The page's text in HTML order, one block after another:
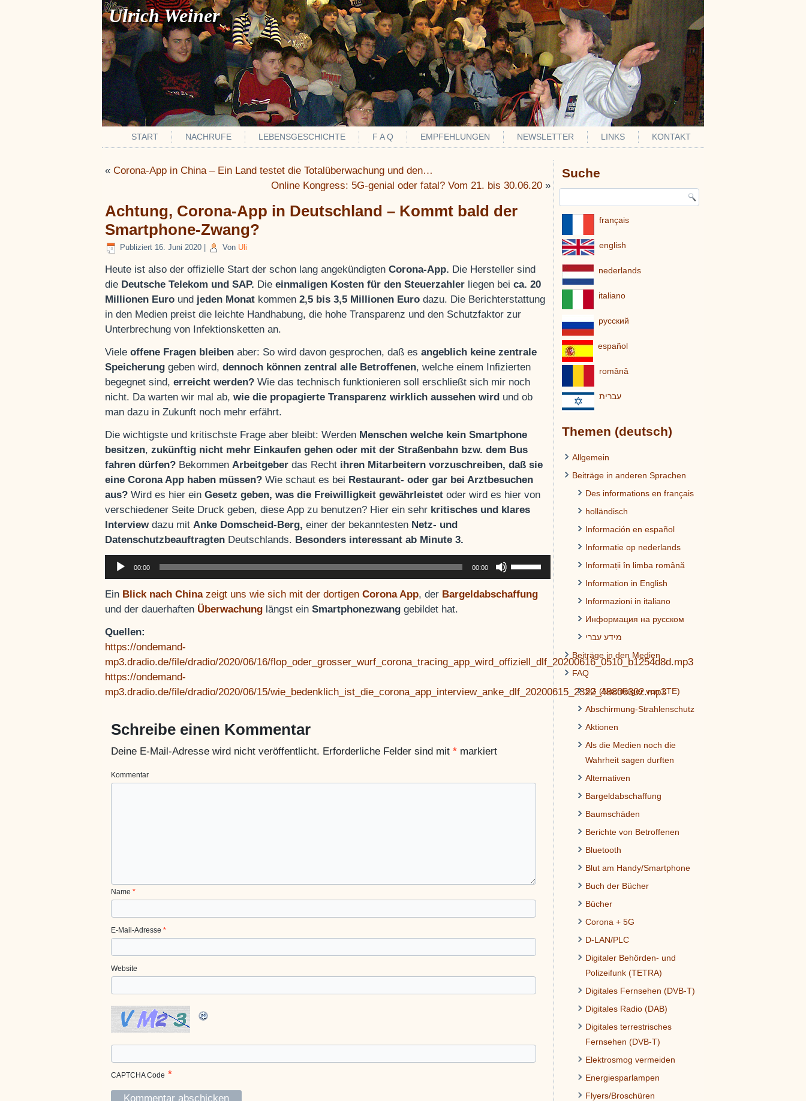
Ulrich Weiner
START NACHRUFE LEBENSGESCHICHTE F A Q EMPFEHLUNGEN NEWSLETTER LINKS KONTAKT
« Corona-App in China – Ein Land testet die Totalüberwachung und den…
Online Kongress: 5G-genial oder fatal? Vom 21. bis 30.06.20 »
Achtung, Corona-App in Deutschland – Kommt bald der
Smartphone-Zwang?
Publiziert 16. Juni 2020 Von Uli
Heute ist also der offizielle Start der schon lang angekündigten Corona-App. Die Hersteller sind
die Deutsche Telekom und SAP. Die einmaligen Kosten für den Steuerzahler liegen bei ca. 20
Millionen Euro und jeden Monat kommen 2,5 bis 3,5 Millionen Euro dazu. Die Berichterstattung
in den Medien preist die leichte Handhabung, die hohe Transparenz und den Schutzfaktor zur
Unterbrechung von Infektionsketten an.
Viele offene Fragen bleiben aber: So wird davon gesprochen, daß es angeblich keine zentrale
Speicherung geben wird, dennoch können zentral alle Betroffenen, welche einem Infizierten
begegnet sind, erreicht werden? Wie das technisch funktionieren soll erschließt sich mir noch
nicht. Da warten wir mal ab, wie die propagierte Transparenz wirklich aussehen wird und ob
man dazu in Zukunft noch mehr erfährt.
Die wichtigste und kritischste Frage aber bleibt: Werden Menschen welche kein Smartphone
besitzen, zukünftig nicht mehr Einkaufen gehen oder mit der Straßenbahn bzw. dem Bus
fahren dürfen? Bekommen Arbeitgeber das Recht ihren Mitarbeitern vorzuschreiben, daß sie
eine Corona App haben müssen? Wie schaut es bei Restaurant- oder gar bei Arztbesuchen
aus? Wird es hier ein Gesetz geben, was die Freiwilligkeit gewährleistet oder wird es hier von
verschiedener Seite Druck geben, diese App zu benutzen? Hier ein sehr kritisches und klares
Interviewdazu mit Anke Domscheid-Berg, einer der bekanntesten Netz- und
Datenschutzbeauftragten Deutschlands. Besonders interessant ab Minute 3.
Audio-
Player
00:00 00:00
Pfeiltasten
Hoch/Runter
benutzen,
Lautstärke
regeln.
Ein Blick nach Chinazeigt uns wie sich mit der dortigen Corona App, der Bargeldabschaffung
und der dauerhaften Überwachung längst ein Smartphonezwang gebildet hat.
Quellen:
https://ondemand-
mp3.dradio.de/file/dradio/2020/06/16/flop_oder_grosser_wurf_corona_tracing_app_wird_offiziell_dlf_20200616_0510_b1254d8d.mp3
https://ondemand-
mp3.dradio.de/file/dradio/2020/06/15/wie_bedenklich_ist_die_corona_app_interview_anke_dlf_20200615_2322_48806302.mp3
Schreibe einen Kommentar
Deine E-Mail-Adresse wird nicht veröffentlicht. Erforderliche Felder sind mit * markiert
Kommentar
Name *
E-Mail-Adresse *
Website
CAPTCHA Code *
Suche
français
english
nederlands
italiano
pусский
español
românâ
עברית
Themen (deutsch)
Allgemein
Beiträge in anderen Sprachen
Des informations en français
holländisch
Información en español
Informatie op nederlands
Informații în limba română
Information in English
Informazioni in italiano
Информация на русском
מידע עברי
Beiträge in den Medien
FAQ
5G (Nachfolger von LTE)
Abschirmung-Strahlenschutz
Aktionen
Als die Medien noch die
Wahrheit sagen durften
Alternativen
Bargeldabschaffung
Baumschäden
Berichte von Betroffenen
Bluetooth
Blut am Handy/Smartphone
Buch der Bücher
Bücher
Corona + 5G
D-LAN/PLC
Digitaler Behörden- und
Polizeifunk (TETRA)
Digitales Fernsehen (DVB-T)
Digitales Radio (DAB)
Digitales terrestrisches
Fernsehen (DVB-T)
Elektrosmog vermeiden
Energiesparlampen
Flyers/Broschüren